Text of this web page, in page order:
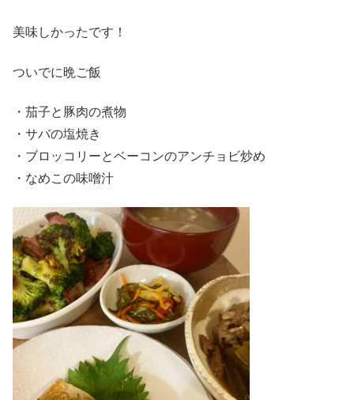
美味しかったです！
ついでに晩ご飯
・茄子と豚肉の煮物
・サバの塩焼き
・ブロッコリーとベーコンのアンチョビ炒め
・なめこの味噌汁